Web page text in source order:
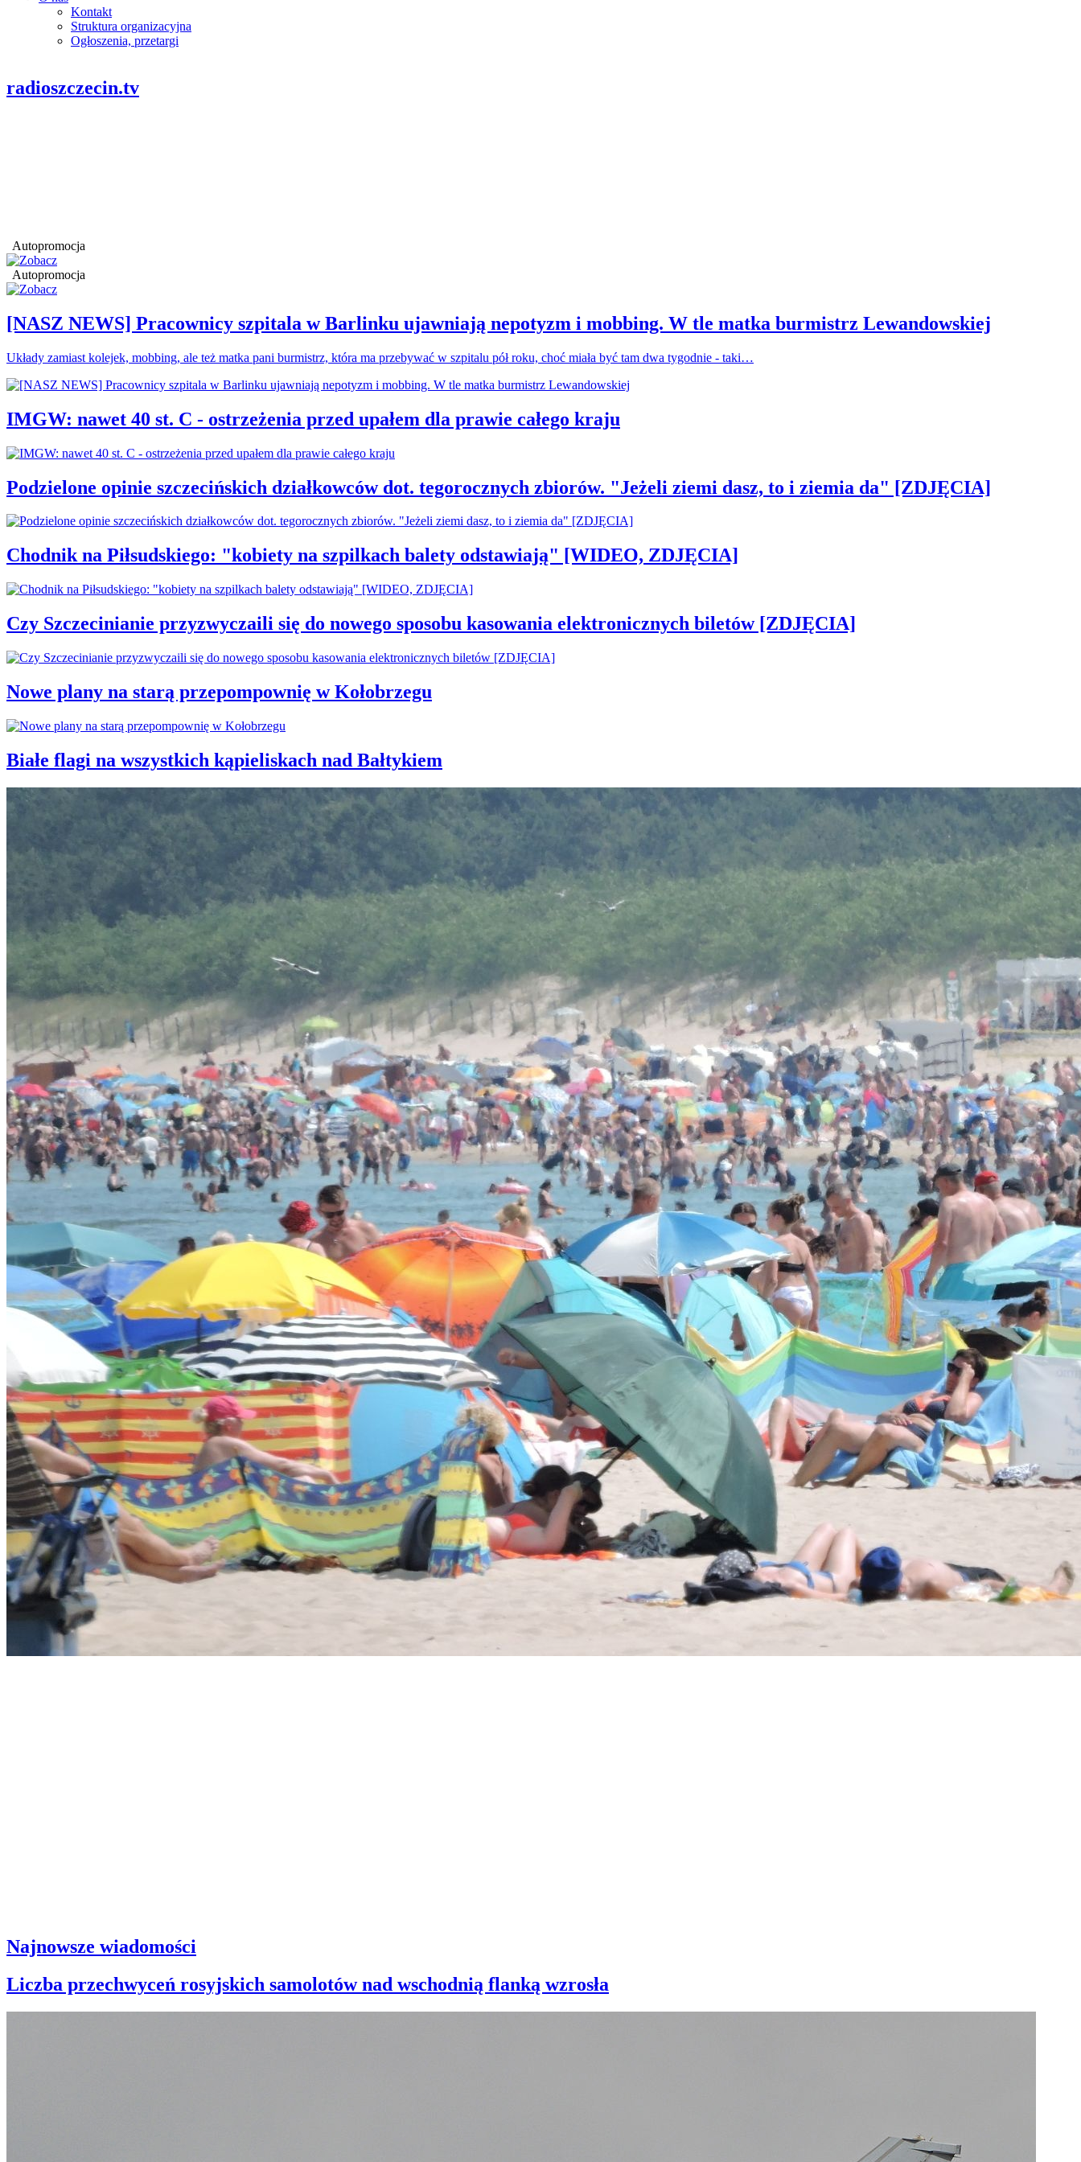
Kontakt
Struktura organizacyjna
Ogłoszenia, przetargi
radioszczecin.tv
Autopromocja
Autopromocja
[NASZ NEWS] Pracownicy szpitala w Barlinku ujawniają nepotyzm i mobbing. W tle matka burmistrz Lewandowskiej
Układy zamiast kolejek, mobbing, ale też matka pani burmistrz, która ma przebywać w szpitalu pół roku, choć miała być tam dwa tygodnie - taki…
IMGW: nawet 40 st. C - ostrzeżenia przed upałem dla prawie całego kraju
Podzielone opinie szczecińskich działkowców dot. tegorocznych zbiorów. "Jeżeli ziemi dasz, to i ziemia da" [ZDJĘCIA]
Chodnik na Piłsudskiego: "kobiety na szpilkach balety odstawiają" [WIDEO, ZDJĘCIA]
Czy Szczecinianie przyzwyczaili się do nowego sposobu kasowania elektronicznych biletów [ZDJĘCIA]
Nowe plany na starą przepompownię w Kołobrzegu
Białe flagi na wszystkich kąpieliskach nad Bałtykiem
Najnowsze wiadomości
Liczba przechwyceń rosyjskich samolotów nad wschodnią flanką wzrosła